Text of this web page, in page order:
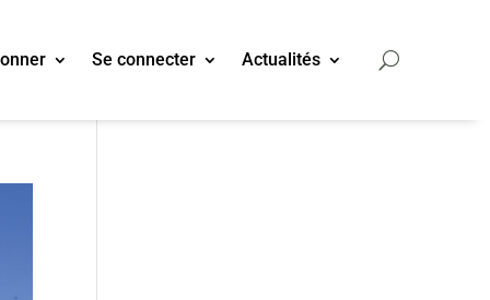
Se connecter Actualités